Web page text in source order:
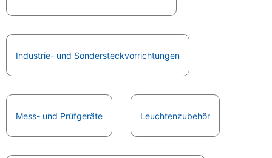
Industrie- und Sondersteckvorrichtungen
Mess- und Prüfgeräte Leuchtenzubehör